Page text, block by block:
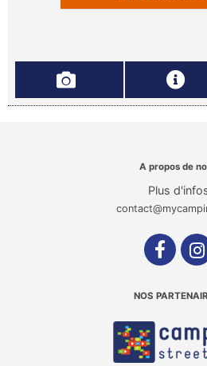
A propos de
Plus
NOS